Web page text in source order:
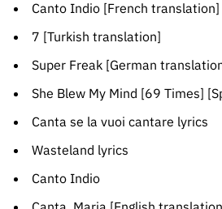
Canto Indio [French translation]
7 [Turkish translation]
Super Freak [German
She Blew My Mind [69 Times]
Canta se la vuoi cantare lyrics
Wasteland lyrics
Canto Indio